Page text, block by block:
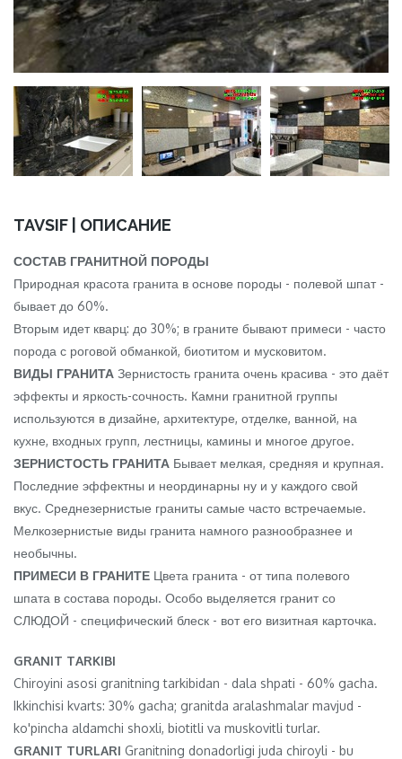
TAVSIF | ОПИСАНИЕ
СОСТАВ ГРАНИТНОЙ ПОРОДЫ
Природная красота гранита в основе породы - полевой шпат -
бывает до 60%.
Вторым идет кварц: до 30%; в граните бывают примеси - часто
порода с роговой обманкой, биотитом и мусковитом.
ВИДЫ ГРАНИТА Зернистость гранита очень красива - это даёт
эффекты и яркость-сочность. Камни гранитной группы
используются в дизайне, архитектуре, отделке, ванной, на
кухне, входных групп, лестницы, камины и многое другое.
ЗЕРНИСТОСТЬ ГРАНИТА Бывает мелкая, средняя и крупная.
Последние эффектны и неординарны ну и у каждого свой
вкус. Среднезернистые граниты самые часто встречаемые.
Мелкозернистые виды гранита намного разнообразнее и
необычны.
ПРИМЕСИ В ГРАНИТЕ Цвета гранита - от типа полевого
шпата в состава породы. Особо выделяется гранит со
СЛЮДОЙ - специфический блеск - вот его визитная карточка.
GRANIT TARKIBI
Chiroyini asosi granitning tarkibidan - dala shpati - 60% gacha.
Ikkinchisi kvarts: 30% gacha; granitda aralashmalar mavjud -
ko'pincha aldamchi shoxli, biotitli va muskovitli turlar.
GRANIT TURLARI Granitning donadorligi juda chiroyli - bu